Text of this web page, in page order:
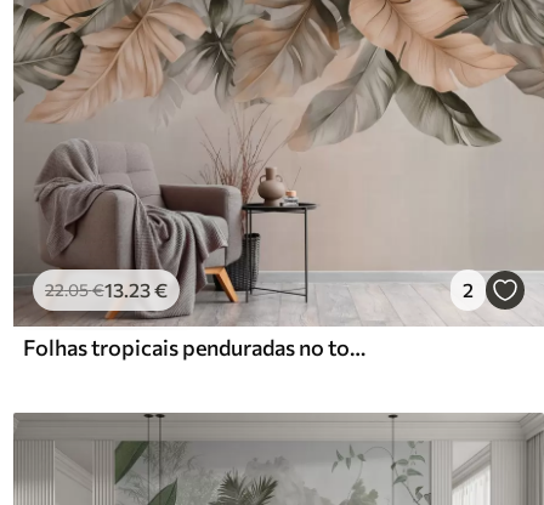
22.05€13.23€ 2
Folhas tropicais penduradas no topo, sobre um fundo texturado